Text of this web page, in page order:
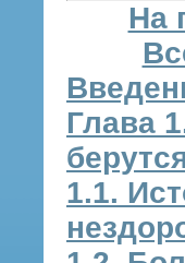
На
Глава
1.1.